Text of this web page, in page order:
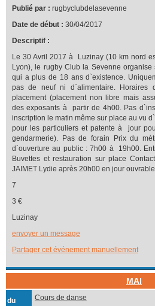
Publié par : rugbyclubdelasevenne
Date de début : 30/04/2017
Descriptif :
Le 30 Avril 2017 à Luzinay (10 km nord
Lyon), le rugby Club la Sevenne organise
qui a plus de 18 ans d`existence.
pas de neuf ni d`alimentaire. Horaires
placement (placement non libre mais
des exposants à partir de 4h00. Pas
inscription le matin même sur place au vu
pour les particuliers et patente à jour
gendarmerie). Pas de forain Prix du
d`ouverture au public : 7h00 à 19h00.
Buvettes et restauration sur place
JAIMET Lydie après 20h00 en jour ouvrable
7
3 €
Luzinay
envoyer un message
Partager cet événement manuellement
MAI
du
Cours de danse